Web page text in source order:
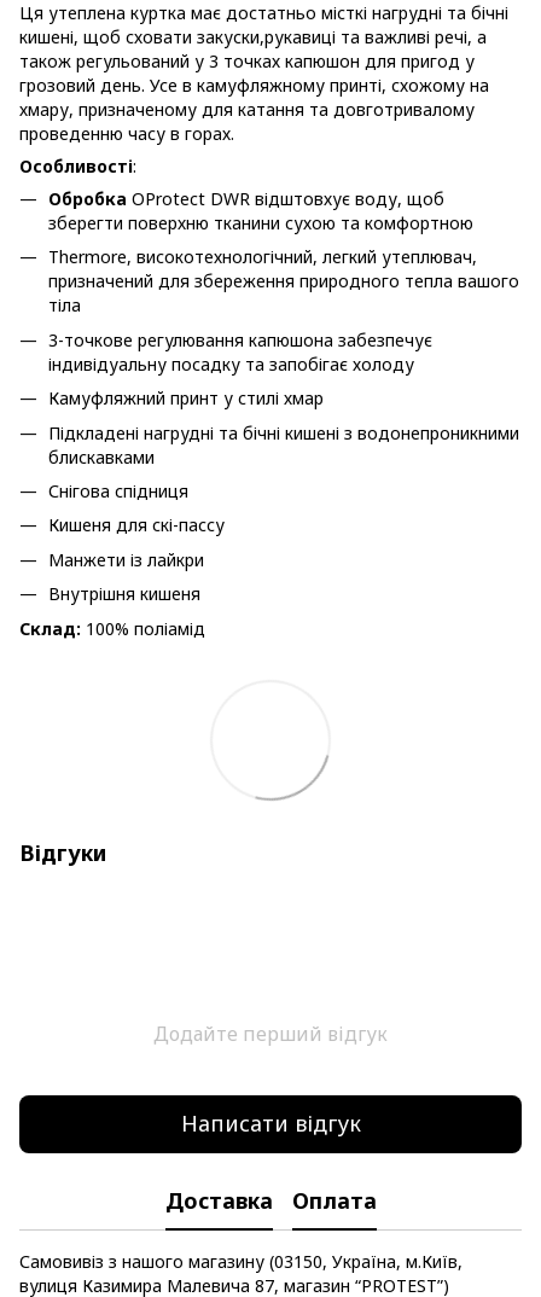
Ця утеплена куртка має достатньо місткі нагрудні та бічні
кишені, щоб сховати закуски,рукавиці та важливі речі, а
також регульований у 3 точках капюшон для пригод у
грозовий день. Усе в камуфляжному принті, схожому на
хмару, призначеному для катання та довготривалому
проведенню часу в горах.
Особливості:
Обробка OProtect DWR відштовхує воду, щоб
зберегти поверхню тканини сухою та комфортною
Thermore, високотехнологічний, легкий утеплювач,
призначений для збереження природного тепла вашого
тіла
3-точкове регулювання капюшона забезпечує
індивідуальну посадку та запобігає холоду
Камуфляжний принт у стилі хмар
Підкладені нагрудні та бічні кишені з водонепроникними
блискавками
Снігова спідниця
Кишеня для скі-пассу
Манжети із лайкри
Внутрішня кишеня
Склад: 100% поліамід
Відгуки
Додайте перший відгук
Написати відгук
Доставка Оплата
Самовивіз з нашого магазину (03150, Україна, м.Київ,
вулиця Казимира Малевича 87, магазин “PROTEST”)